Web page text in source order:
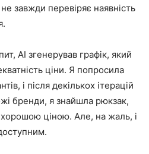
завжди перевіряє наявність
AI згенерував графік, який
ціни. Я попросила
і після декількох ітерацій
бренди, я знайшла рюкзак,
ціною. Але, на жаль, і